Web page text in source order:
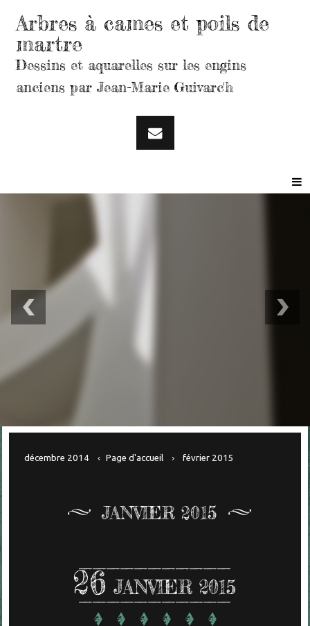
Arbres à cames et poils de
martre
Dessins et aquarelles sur les engins
anciens par Jean-Marie Guivarc'h
décembre 2014 Page d'accueil février 2015
JANVIER 2015
26 JANVIER 2015